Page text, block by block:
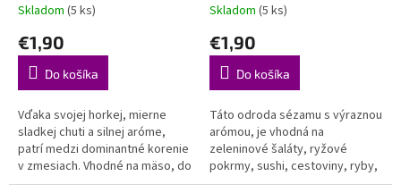
Skladom (5 ks)
€1,90
Do košíka
Vďaka svojej horkej, mierne
sladkej chuti a silnej aróme,
patrí medzi dominantné korenie
v zmesiach. Vhodné na mäso, do
omáčok, dlho variacich jedál, do
Skladom (5 ks)
€1,90
Do košíka
Táto odroda sézamu s výraznou
arómou, je vhodná na
zeleninové šaláty, ryžové
pokrmy, sushi, cestoviny, ryby,
jedlá z lístkového cesta,